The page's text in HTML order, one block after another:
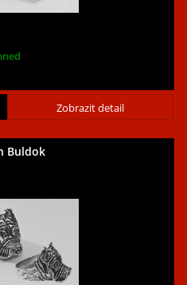
Zobrazit detail
Buldok